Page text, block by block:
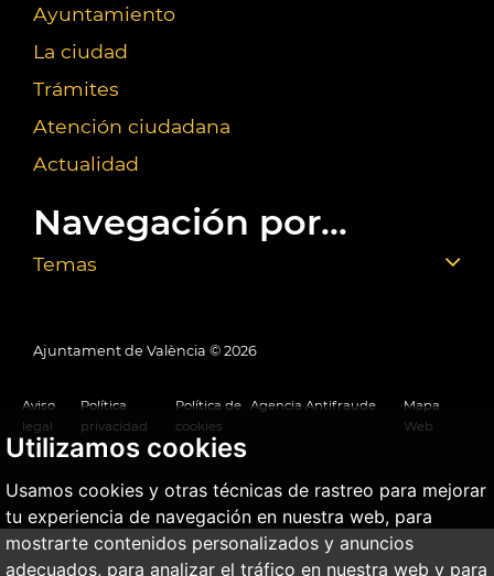
Utilizamos cookies
Usamos cookies y otras técnicas de rastreo para mejorar
tu experiencia de navegación en nuestra web, para
mostrarte contenidos personalizados y anuncios
adecuados, para analizar el tráfico en nuestra web y para
Ayuntamiento
La ciudad
Trámites
Atención ciudadana
Actualidad
Navegación por...
Temas
Ajuntament de València © 2026
Aviso
legal
Política
privacidad
Política de
cookies
Agencia Antifraude
Mapa
Web